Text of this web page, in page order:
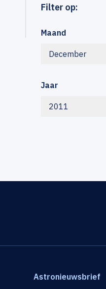
Filter op:
Maand
December
Jaar
2011
Astronieuwsbrief